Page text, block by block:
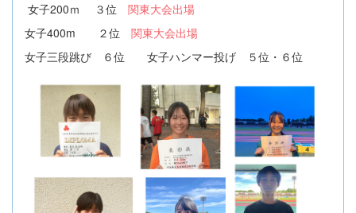
女子200ｍ ３位 関東大会出場
女子400m ２位 関東大会出場
女子三段跳び ６位 女子ハンマー投げ ５位・６位